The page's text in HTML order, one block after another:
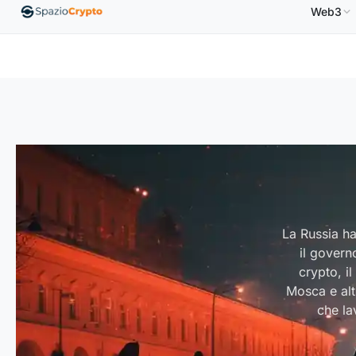
↑1.10% EthereumETH 0,9991 USD↑0.00%
Web3
La Russia
il
crypto, il
Mosca e
che